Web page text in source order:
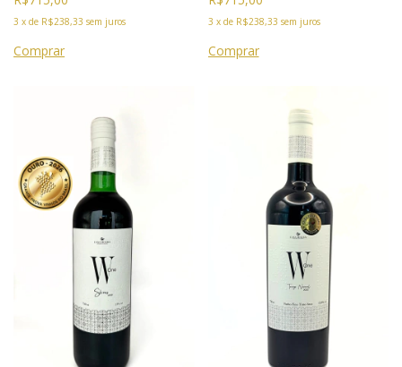
Vinalies, Cannes; Bacchus,
Madri e BWC.
3 x de R$238,33 sem juros
, Mendoza, 2025. Ouro
Bacchus, Madri e BWC 2026
3 x de R$238,33 sem juros